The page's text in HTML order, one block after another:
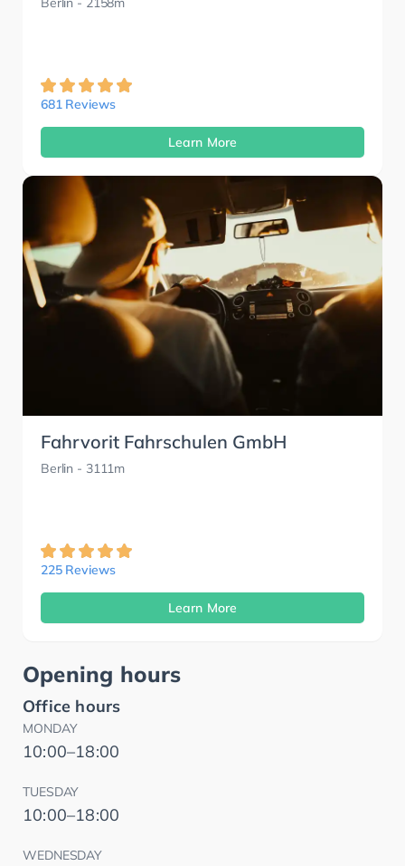
681 Reviews
Learn More
Fahrvorit Fahrschulen GmbH
Berlin - 3111m
225 Reviews
Learn More
Opening hours
Office hours
MONDAY
10:00–18:00
TUESDAY
10:00–18:00
WEDNESDAY